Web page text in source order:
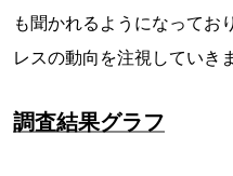
も聞かれるようになってお
レスの動向を注視していき
調査結果グラフ